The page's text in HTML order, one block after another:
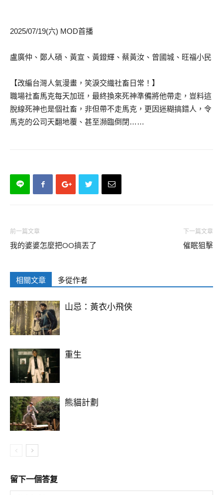
2025/07/19(六) MOD首播
盧廣仲、鄭人碩、黃宣、黃鐙輝、蔡黃汝、曾國城、旺福小民
【改編台灣人氣漫畫，笑淚交織社畜日常！】
職場社畜馬克每天加班，最終換來死神準備將他帶走，豈料這
脫線死神也是個社畜，非但帶不走馬克，更因迷糊搞錯人，令
馬克的公司天翻地覆、甚至瀕臨倒閉……
前一篇文章
我的婆婆怎麼把OO搞丟了
下一篇文章
催眠狙擊
相關文章 多從作者
山忌：黃衣小飛俠
重生
熊貓計劃
留下一個答复